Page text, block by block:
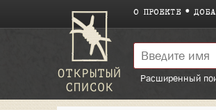
О ПРОЕКТЕ
Расширенный